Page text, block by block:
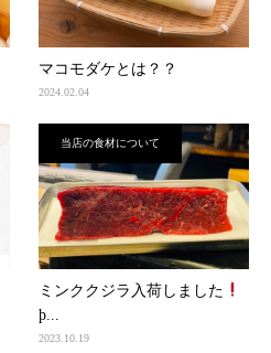
マコモダケとは？？
2024.02.04
当店の食材について
ミンククジラ入荷しました
þ...
2023.10.19